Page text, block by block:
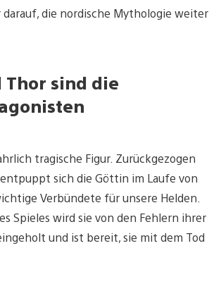
die nordische Mythologie weiter
Thor sind die
tragische Figur. Zurückgezogen
sich die Göttin im Laufe von
Verbündete für unsere Helden.
Spieles wird sie von den Fehlern ihrer
und ist bereit, sie mit dem Tod